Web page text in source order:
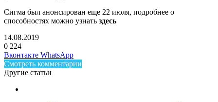
Сигма был анонсирован еще 22 июля, подробнее о
способностях можно узнать здесь
14.08.2019
0 224
Facebook
Twitter
LinkedIn
Вконтакте WhatsAppTelegram
Смотреть комментарии
Другие статьи